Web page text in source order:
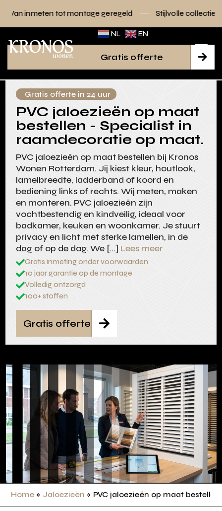
montage geregeld Stijlvolle collecties voor elk interieur
NL EN

Gratis offerte
Gratis offerte in 24 uur
PVC jaloezieën op maat
bestellen - Specialist in
raamdecoratie op maat.
PVC jaloezieën op maat bestellen bij Kronos
Wonen Rotterdam. Jij kiest kleur, houtlook,
lamelbreedte, ladderband of koord en
bediening links of rechts. Wij meten, maken
en monteren. PVC jaloezieën zijn
vochtbestendig en kindveilig, ideaal voor
badkamer, keuken en woonkamer. Je stuurt
privacy en licht met sterke lamellen, in de
dag of op de dag. We […] Lees meer
Gratis inmeting onder voorwaarden
10 jaar garantie op de montage
Volledig ontzorgd
100+ stoffen

Gratis offerte
Home » Jaloezieën » PVC jaloezieën op maat bestellen